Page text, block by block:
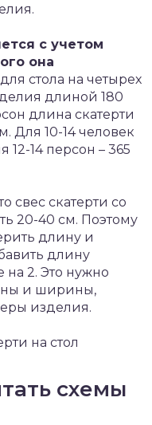
с учетом
она
стола на четырех
длиной 180
длина скатерти
Для 10-14 человек
12-14 персон – 365
свес скатерти со
20-40 см. Поэтому
длину и
длину
на 2. Это нужно
и ширины,
изделия.
на стол
схемы